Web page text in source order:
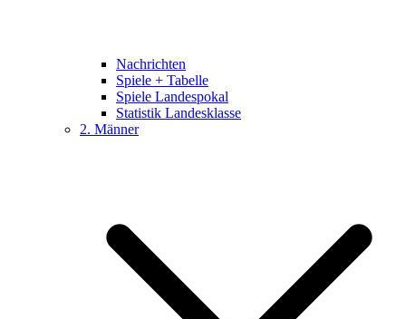
Nachrichten
Spiele + Tabelle
Spiele Landespokal
Statistik Landesklasse
2. Männer